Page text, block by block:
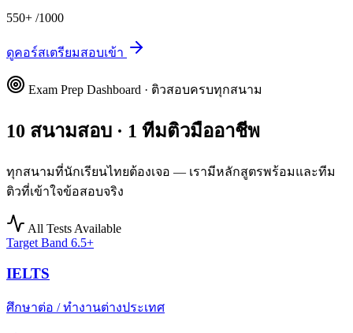
550+ /1000
ดูคอร์สเตรียมสอบเข้า
Exam Prep Dashboard · ติวสอบครบทุกสนาม
10 สนามสอบ · 1 ทีมติวมืออาชีพ
ทุกสนามที่นักเรียนไทยต้องเจอ — เรามีหลักสูตรพร้อมและทีม
ติวที่เข้าใจข้อสอบจริง
All Tests Available
Target Band 6.5+
IELTS
ศึกษาต่อ / ทำงานต่างประเทศ